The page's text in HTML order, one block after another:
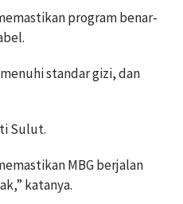
program benar-
standar gizi, dan
Sulut.
MBG berjalan
katanya.